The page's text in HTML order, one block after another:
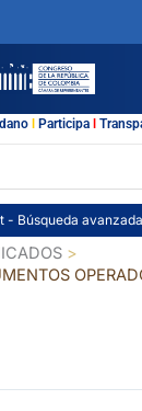
l Participal
- Búsqueda avanzada